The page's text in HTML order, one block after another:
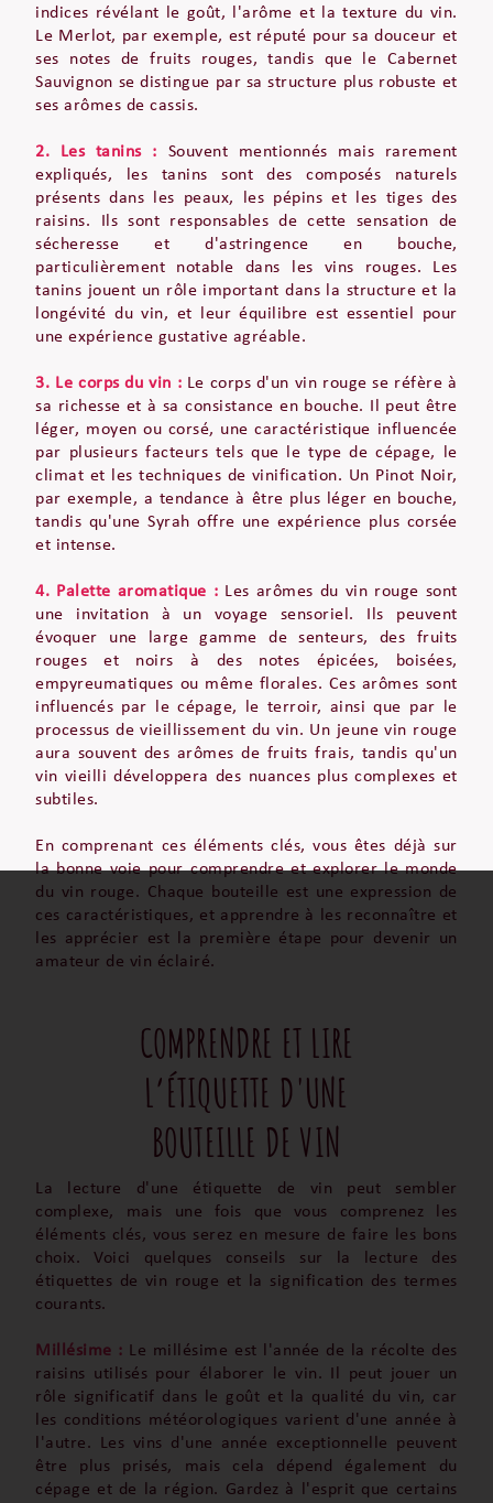
indices révélant le goût, l'arôme et la texture du vin.
Le Merlot, par exemple, est réputé pour sa douceur et
ses notes de fruits rouges, tandis que le Cabernet
Sauvignon se distingue par sa structure plus robuste et
ses arômes de cassis.
2. Les tanins : Souvent mentionnés mais rarement
expliqués, les tanins sont des composés naturels
présents dans les peaux, les pépins et les tiges des
raisins. Ils sont responsables de cette sensation de
sécheresse et d'astringence en bouche,
particulièrement notable dans les vins rouges. Les
tanins jouent un rôle important dans la structure et la
longévité du vin, et leur équilibre est essentiel pour
une expérience gustative agréable.
3. Le corps du vin : Le corps d'un vin rouge se réfère à
sa richesse et à sa consistance en bouche. Il peut être
léger, moyen ou corsé, une caractéristique influencée
par plusieurs facteurs tels que le type de cépage, le
climat et les techniques de vinification. Un Pinot Noir,
par exemple, a tendance à être plus léger en bouche,
tandis qu'une Syrah offre une expérience plus corsée
et intense.
4. Palette aromatique : Les arômes du vin rouge sont
une invitation à un voyage sensoriel. Ils peuvent
évoquer une large gamme de senteurs, des fruits
rouges et noirs à des notes épicées, boisées,
empyreumatiques ou même florales. Ces arômes sont
influencés par le cépage, le terroir, ainsi que par le
processus de vieillissement du vin. Un jeune vin rouge
aura souvent des arômes de fruits frais, tandis qu'un
vin vieilli développera des nuances plus complexes et
subtiles.
En comprenant ces éléments clés, vous êtes déjà sur
la bonne voie pour comprendre et explorer le monde
du vin rouge. Chaque bouteille est une expression de
ces caractéristiques, et apprendre à les reconnaître et
les apprécier est la première étape pour devenir un
amateur de vin éclairé.
COMPRENDRE ET LIRE
L’ÉTIQUETTE D'UNE
BOUTEILLE DE VIN
La lecture d'une étiquette de vin peut sembler
complexe, mais une fois que vous comprenez les
éléments clés, vous serez en mesure de faire les bons
choix. Voici quelques conseils sur la lecture des
étiquettes de vin rouge et la signification des termes
courants.
Millésime : Le millésime est l'année de la récolte des
raisins utilisés pour élaborer le vin. Il peut jouer un
rôle significatif dans le goût et la qualité du vin, car
les conditions météorologiques varient d'une année à
l'autre. Les vins d'une année exceptionnelle peuvent
être plus prisés, mais cela dépend également du
cépage et de la région. Gardez à l'esprit que certains